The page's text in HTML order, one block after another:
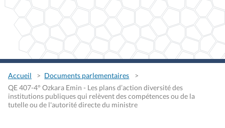
Accueil
Documents parlementaires
QE 407-4° Ozkara Emin - Les plans d’action diversité des
institutions publiques qui relèvent des compétences ou de la
tutelle ou de l'autorité directe du ministre